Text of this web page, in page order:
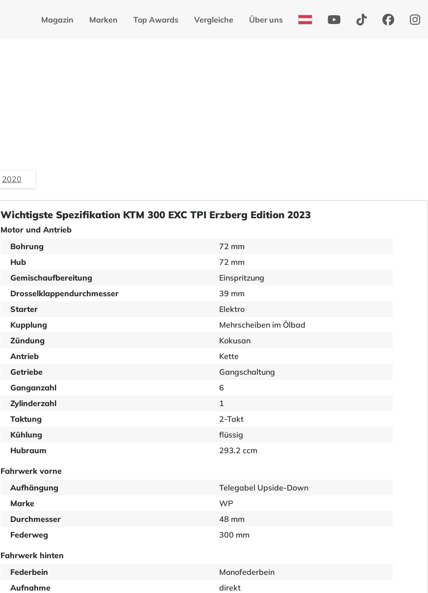
Magazin Marken Top Awards Vergleiche Über uns
2020
Wichtigste Spezifikation KTM 300 EXC TPI Erzberg Edition 2023
Motor und Antrieb
Bohrung
72 mm
Hub
72 mm
Gemischaufbereitung
Einspritzung
Drosselklappendurchmesser
39 mm
Starter
Elektro
Kupplung
Mehrscheiben im Ölbad
Zündung
Kokusan
Antrieb
Kette
Getriebe
Gangschaltung
Ganganzahl
6
Zylinderzahl
1
Taktung
2-Takt
Kühlung
flüssig
Hubraum
293.2 ccm
Fahrwerk vorne
Aufhängung
Telegabel Upside-Down
Marke
WP
Durchmesser
48 mm
Federweg
300 mm
Fahrwerk hinten
Federbein
Monofederbein
Aufnahme
direkt